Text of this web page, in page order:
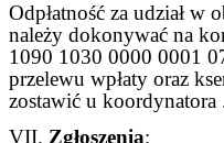
Odpłatność za udział w
należy dokonywać na
1090 1030 0000 0001
przelewu wpłaty oraz
zostawić u koordynatora
VII. Zgłoszenia: